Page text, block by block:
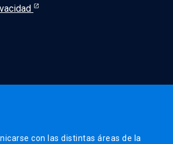
con las distintas áreas de la